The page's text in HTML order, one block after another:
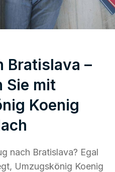
Bratislava –
Sie mit
Koenig
nach Bratislava? Egal
Umzugskönig Koenig